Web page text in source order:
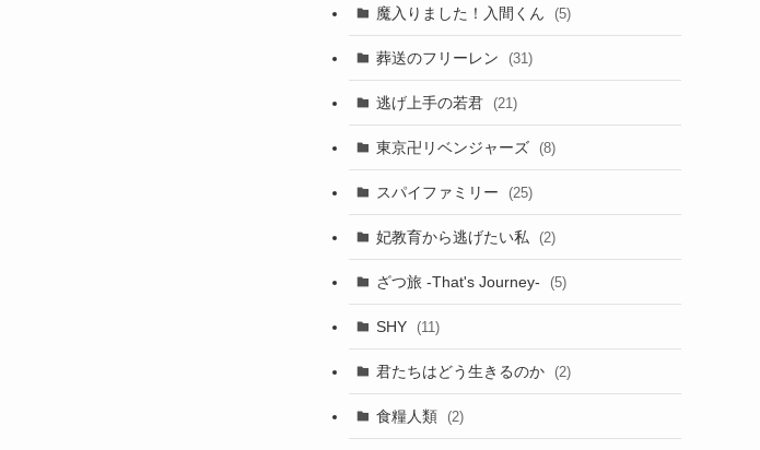
魔入りました！入間くん (5)
葬送のフリーレン (31)
逃げ上手の若君 (21)
東京卍リベンジャーズ (8)
スパイファミリー (25)
妃教育から逃げたい私 (2)
ざつ旅 -That's Journey- (5)
SHY (11)
君たちはどう生きるのか (2)
食糧人類 (2)